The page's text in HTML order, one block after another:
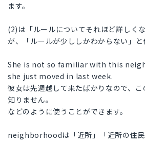
ます。
(2)は「ルールについてそれほど詳しく
が、「ルールが少ししかわからない」と
She is not so familiar with this
she just moved in last week.
彼女は先週越して来たばかりなので、
知りません。
などのように使うことができます。
neighborhoodは「近所」「近所の住民